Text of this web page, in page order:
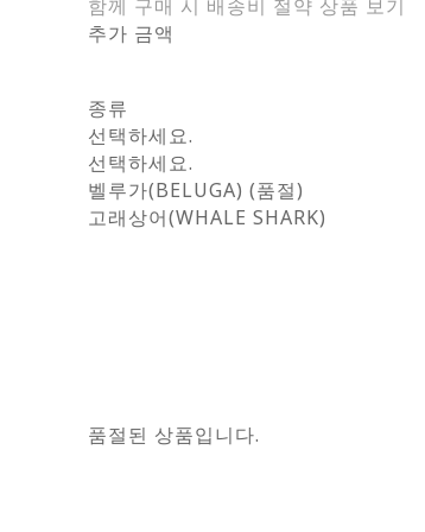
함께 구매 시 배송비 절약 상품 보기
추가 금액
종류
선택하세요.
선택하세요.
벨루가(BELUGA) (품절)
고래상어(WHALE SHARK)
품절된 상품입니다.